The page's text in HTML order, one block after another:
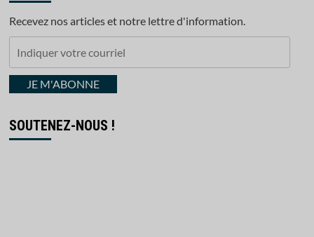
Recevez nos articles et notre lettre d'information.
courrielJE M'ABONNE
SOUTENEZ-NOUS !